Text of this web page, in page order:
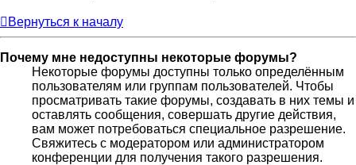
Вернуться к началу
Почему мне недоступны некоторые форумы?
Некоторые форумы доступны только определённым
пользователям или группам пользователей. Чтобы
просматривать такие форумы, создавать в них темы и
оставлять сообщения, совершать другие действия,
вам может потребоваться специальное разрешение.
Свяжитесь с модератором или администратором
конференции для получения такого разрешения.